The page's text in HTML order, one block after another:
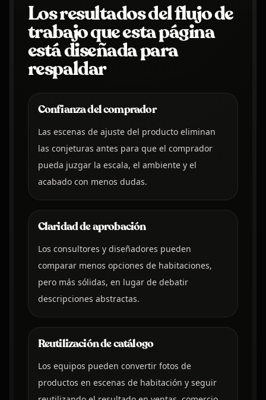
Los resultados del flujo de
trabajo que esta página
está diseñada para
respaldar
Confianza del comprador
Las escenas de ajuste del producto eliminan
las conjeturas antes para que el comprador
pueda juzgar la escala, el ambiente y el
acabado con menos dudas.
Claridad de aprobación
Los consultores y diseñadores pueden
comparar menos opciones de habitaciones,
pero más sólidas, en lugar de debatir
descripciones abstractas.
Reutilización de catálogo
Los equipos pueden convertir fotos de
productos en escenas de habitación y seguir